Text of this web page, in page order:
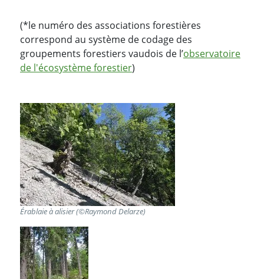
(*le numéro des associations forestières
correspond au système de codage des
groupements forestiers vaudois de l’observatoire
de l'écosystème forestier)
Érablaie à alisier (©Raymond Delarze)